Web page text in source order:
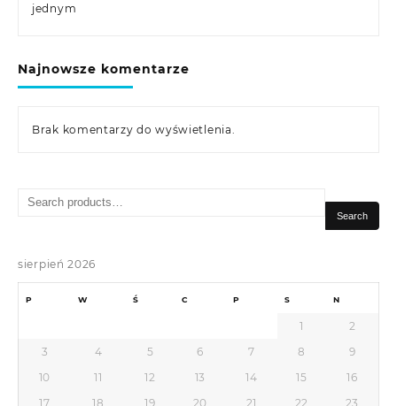
jednym
Najnowsze komentarze
Brak komentarzy do wyświetlenia.
Search
Search
sierpień 2026
P W Ś C P S N
1
2
3
4 5 6 7 8
9
10
11 12 13 14 15
16
17
18 19 20 21 22 23